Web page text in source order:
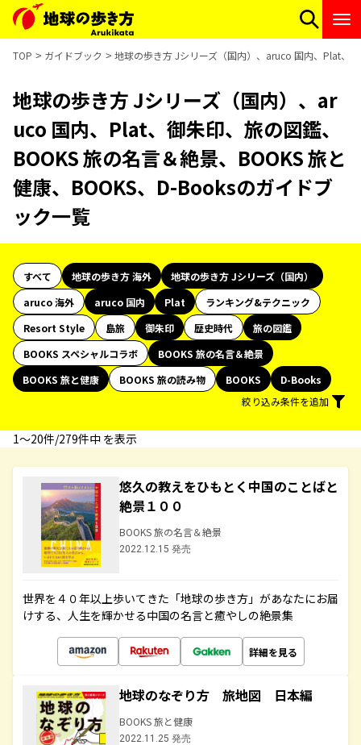
TOP ガイドブック 地球の歩き方 Jシリーズ（国内）、aruco 国内、Plat、
地球の歩き方 Jシリーズ（国内）、ar
uco 国内、Plat、御朱印、旅の図鑑、
BOOKS 旅の名言＆絶景、BOOKS 旅と
健康、BOOKS、D-Booksのガイドブ
ック一覧
すべて 地球の歩き方 海外
地球の歩き方 Jシリーズ（国内）
aruco 海外
aruco 国内 Plat
ランキング&テクニック
Resort Style
島旅 御朱印 歴史時代
旅の図鑑
BOOKS スペシャルコラボ
BOOKS 旅の名言＆絶景
BOOKS 旅と健康
BOOKS 旅の読み物 BOOKS
D-Books
絞り込み条件を追加
1〜20件/279件中 を表示
悠久の教えをひもとく中国のことばと
絶景１００
BOOKS 旅の名言＆絶景
2022.12.15 発売
世界を４０年以上歩いてきた「地球の歩き方」があなたにお届
けする、人生を輝かせる中国の名言と癒やしの絶景集
詳細を見る
地球のなぞり方 旅地図 日本編
BOOKS 旅と健康
2022.11.25 発売